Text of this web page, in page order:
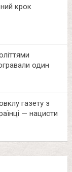
крок
один
газету з
— нацисти